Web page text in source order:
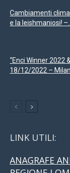
Cambiamenti
e la leishmaniosi! –...
“Enci Winner 2022
18/12/2022 –
LINK UTILI:
ANAGRAFE